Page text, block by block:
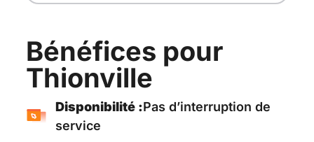
Bénéfices pour
Thionville
Disponibilité :Pas d’interruption de
service